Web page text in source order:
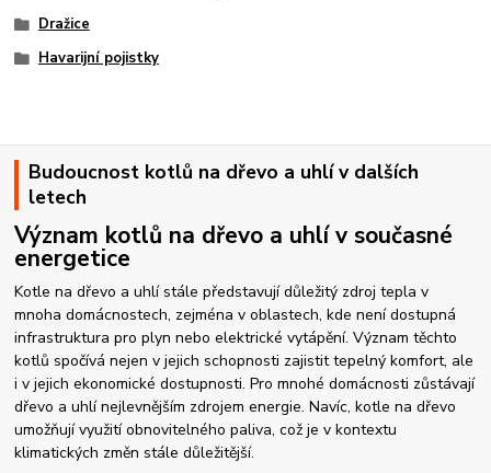
Dražice
Havarijní pojistky
Budoucnost kotlů na dřevo a uhlí v dalších
letech
Význam kotlů na dřevo a uhlí v současné
energetice
Kotle na dřevo a uhlí stále představují důležitý zdroj tepla v
mnoha domácnostech, zejména v oblastech, kde není dostupná
infrastruktura pro plyn nebo elektrické vytápění. Význam těchto
kotlů spočívá nejen v jejich schopnosti zajistit tepelný komfort, ale
i v jejich ekonomické dostupnosti. Pro mnohé domácnosti zůstávají
dřevo a uhlí nejlevnějším zdrojem energie. Navíc, kotle na dřevo
umožňují využití obnovitelného paliva, což je v kontextu
klimatických změn stále důležitější.